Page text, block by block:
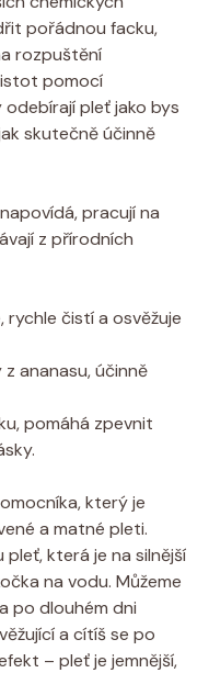
pořádnou facku,
rozpuštění
pomocí
pleť jako bys
skutečně účinně
pracují na
z přírodních
rychle čistí a osvěžuje
ananasu, účinně
pomáhá zpevnit
který je
a matné pleti.
která je na silnější
na vodu. Můžeme
po dlouhém dni
a cítíš se po
– pleť je jemnější,